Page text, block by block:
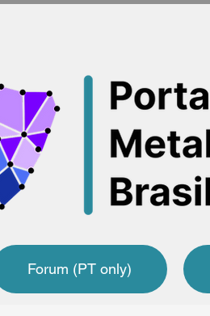
Forum (PT only)